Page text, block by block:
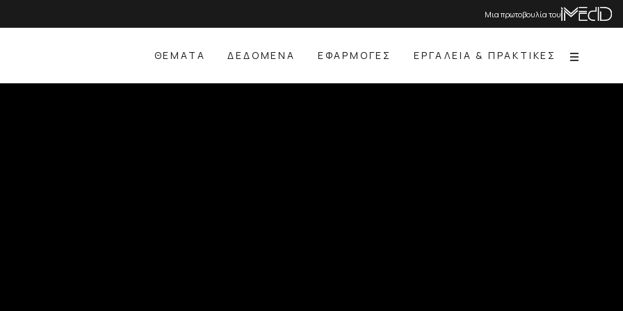
Μια πρωτοβουλία του
ΘΕΜΑΤΑ ΔΕΔΟΜΕΝΑ ΕΦΑΡΜΟΓΕΣ ΕΡΓΑΛΕΙΑ & ΠΡΑΚΤΙΚΕΣ Menu